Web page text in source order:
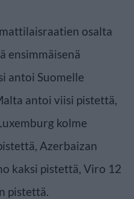
osalta
ensimmäisenä
antoi Suomelle
antoi viisi pistettä,
kolme
Azerbaizan
kaksi pistettä, Viro 12
pistettä.